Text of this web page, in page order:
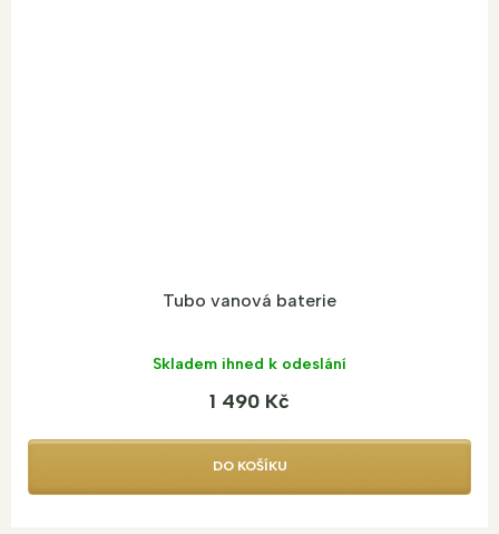
Tubo vanová baterie
Skladem ihned k odeslání
1 490 Kč
DO KOŠÍKU